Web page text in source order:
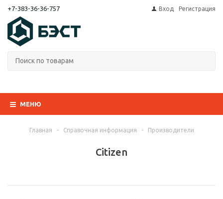
+7-383-36-36-757 Вход Регистрация
МЕНЮ
Главная - Справочная информация - Производители
Citizen